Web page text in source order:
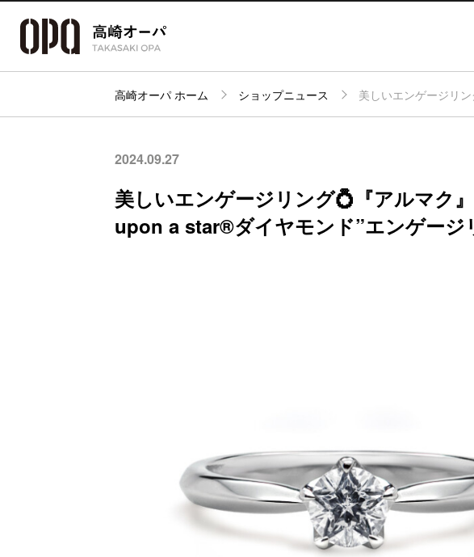
パーキング
ニュース＆
イベント
高崎オーパ ホーム ショップニュース 美しいエンゲージリ
2024.09.27
美しいエンゲージリング💍『アルマク
upon a star®ダイヤモンド”エンゲージ